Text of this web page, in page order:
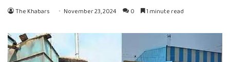
The Khabars November 23, 2024 0 1 minute read